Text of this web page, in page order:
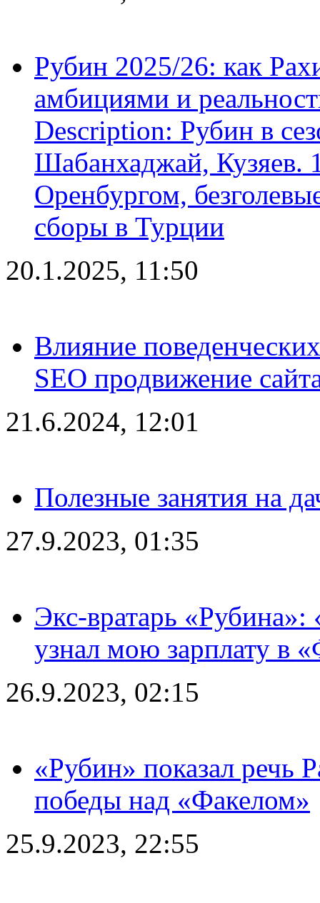
Рубин 2025/26: как
амбициями и
Description: Рубин в
Шабанхаджай, Кузяев.
Оренбургом,
сборы в Турции
20.1.2025, 11:50
Влияние
SEO продвижение
21.6.2024, 12:01
Полезные занятия на
27.9.2023, 01:35
Экс-вратарь «Рубина»:
узнал мою зарплату в
26.9.2023, 02:15
«Рубин» показал речь
победы над «Факелом»
25.9.2023, 22:55